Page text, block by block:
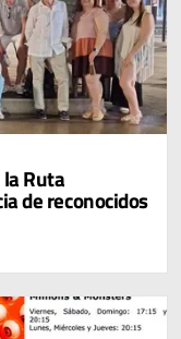
Ruta
de reconocidos